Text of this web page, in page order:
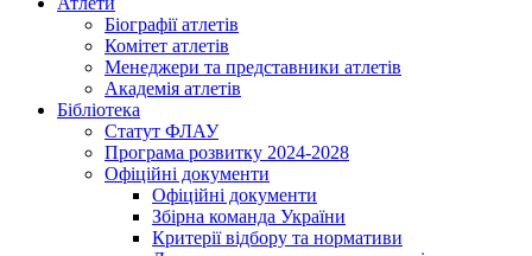
Біографії атлетів
Комітет атлетів
Менеджери та представники атлетів
Академія атлетів
Бібліотека
Статут ФЛАУ
Програма розвитку 2024-2028
Офіційні документи
Офіційні документи
Збірна команда України
Критерії відбору та нормативи